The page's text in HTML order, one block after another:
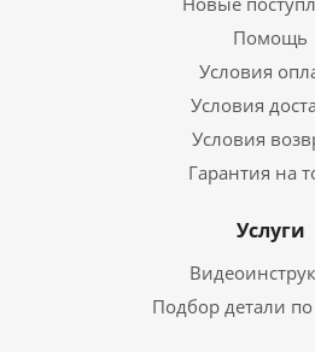
Помощь
Условия
Условия
Условия
Гарантия на
Услуги
Подбор детали